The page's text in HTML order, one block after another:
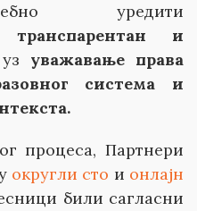
уредити
транспарентан и
уважавање права
система и
процеса, Партнери
округли сто и онлајн
били сагласни